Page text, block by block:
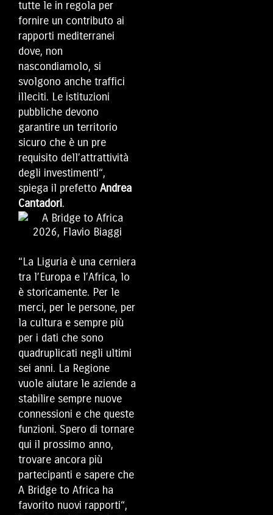
tutte le in regola per
fornire un contributo ai
rapporti mediterranei
dove, non
nascondiamolo, si
svolgono anche traffici
illeciti. Le istituzioni
pubbliche devono
garantire un territorio
sicuro che è un pre
requisito dell’attrattività
degli investimenti“,
spiega il prefetto Andrea
Cantadori.
“La Liguria è una cerniera
tra l’Europa e l’Africa, lo
è storicamente. Per le
merci, per le persone, per
la cultura e sempre più
per i dati che sono
quadruplicati negli ultimi
sei anni. La Regione
vuole aiutare le aziende a
stabilire sempre nuove
connessioni e che queste
funzioni. Spero di tornare
qui il prossimo anno,
trovare ancora più
partecipanti e sapere che
A Bridge to Africa ha
favorito nuovi rapporti“,